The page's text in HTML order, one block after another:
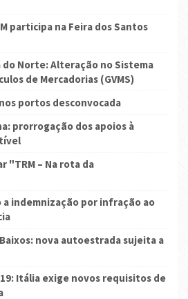
participa na Feira dos Santos
do Norte: Alteração no Sistema
de Mercadorias (GVMS)
portos desconvocada
prorrogação dos apoios à
"TRM – Na rota da
indemnização por infração ao
nova autoestrada sujeita a
19: Itália exige novos requisitos de